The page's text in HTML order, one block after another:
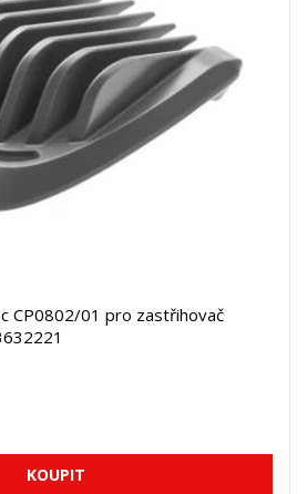
CP0802/01 pro zastřihovač